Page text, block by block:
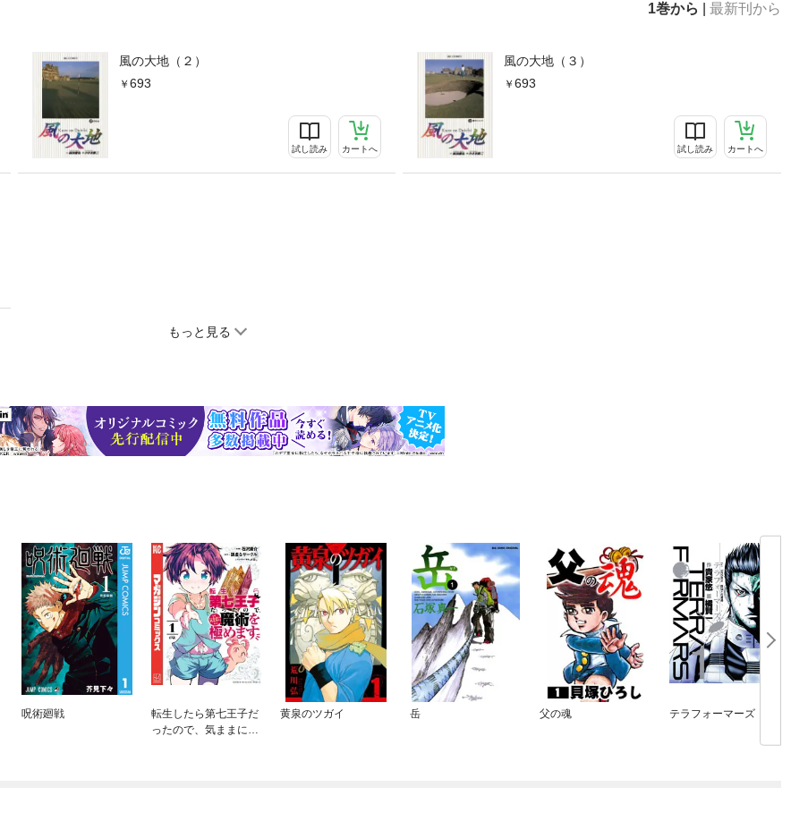
1巻から 最新刊から
風の大地（２）
693
試し読み カートへ
風の大地（３）
693
試し読み カートへ
もっと見る
呪術廻戦
転生したら第七王子だ
ったので、気ままに魔
黄泉のツガイ 岳 父の魂 テラフォーマーズ